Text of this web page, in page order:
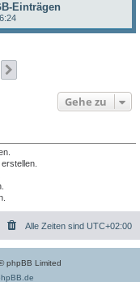
Einträgen
Gehe zu
Alle Zeiten sind UTC+02:00
phpBB Limited